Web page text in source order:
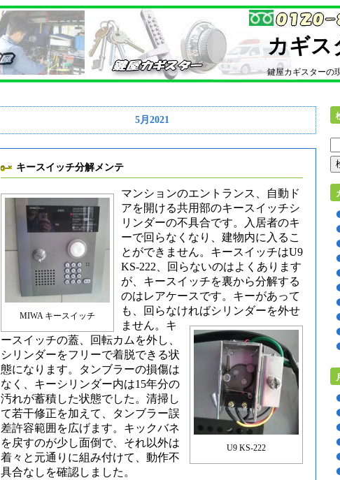
カギス
鍵屋カギスターの
5月2021
キースイッチ分解メンテ
MIWA キースイッチ
マンションのエントランス、自動ド
アを開ける共用部のキースイッチシ
リンダーの不具合です。入居者のキ
ーで回らなくなり、建物内に入るこ
とができません。キースイッチはU9
KS-222、回らないのはよくあります
が、キースイッチを裏から分解する
のはレアケースです。キーがあって
も、回らなければシリンダーを外せ
ません。
U9 KS-222
キ
ースイッチの蓋、回転カムを外し、
シリンダーをフリーで着脱できる状
態になります。タンブラーの損傷は
なく、キーシリンダー内は15年分の
汚れが蓄積した状態でした。清掃し
て若干修正を加えて、タンブラー誤
差許容範囲を広げます。キックバネ
を戻すのが少し面倒で、それ以外は
着々と元通りに組み付けて、動作不
具合なしを確認しました。